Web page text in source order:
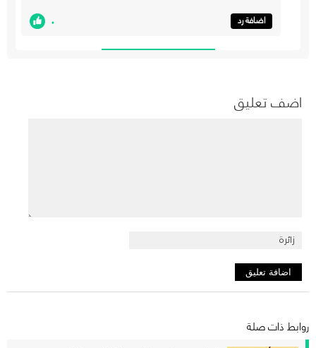
اضافة رد ٠
اضف تعليق
روابط ذات صلة